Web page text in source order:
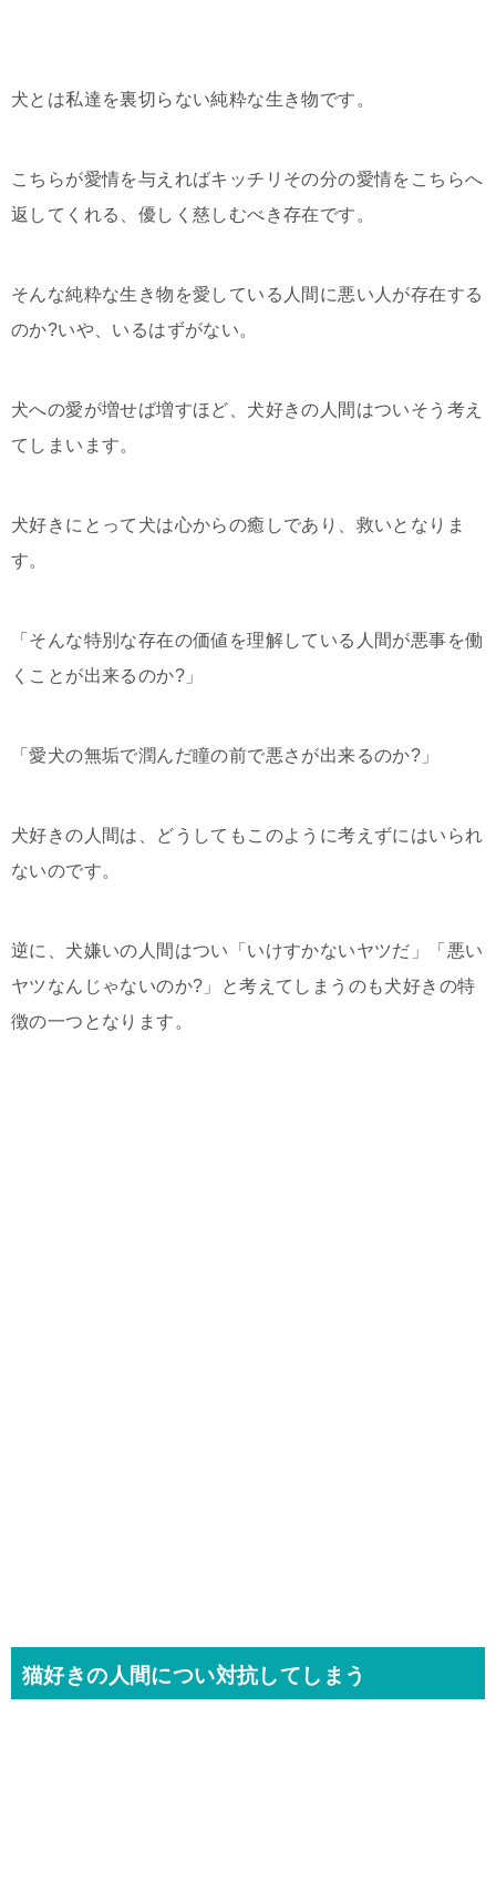
犬とは私達を裏切らない純粋な生き物です。
こちらが愛情を与えればキッチリその分の愛情をこちらへ
返してくれる、優しく慈しむべき存在です。
そんな純粋な生き物を愛している人間に悪い人が存在する
のか?いや、いるはずがない。
犬への愛が増せば増すほど、犬好きの人間はついそう考え
てしまいます。
犬好きにとって犬は心からの癒しであり、救いとなりま
す。
「そんな特別な存在の価値を理解している人間が悪事を働
くことが出来るのか?」
「愛犬の無垢で潤んだ瞳の前で悪さが出来るのか?」
犬好きの人間は、どうしてもこのように考えずにはいられ
ないのです。
逆に、犬嫌いの人間はつい「いけすかないヤツだ」「悪い
ヤツなんじゃないのか?」と考えてしまうのも犬好きの特
徴の一つとなります。
猫好きの人間につい対抗してしまう